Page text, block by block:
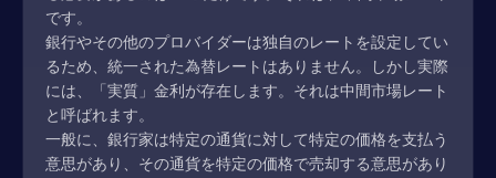
です。
銀行やその他のプロバイダーは独自のレートを設定してい
るため、統一された為替レートはありません。しかし実際
には、「実質」金利が存在します。それは中間市場レート
と呼ばれます。
一般に、銀行家は特定の通貨に対して特定の価格を支払う
意思があり、その通貨を特定の価格で売却する意思があり